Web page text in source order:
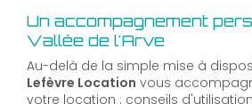
Un accompagnement
Vallée de l'Arve
Au-delà de la simple mise à
Lefèvre Location vous
votre location : conseils